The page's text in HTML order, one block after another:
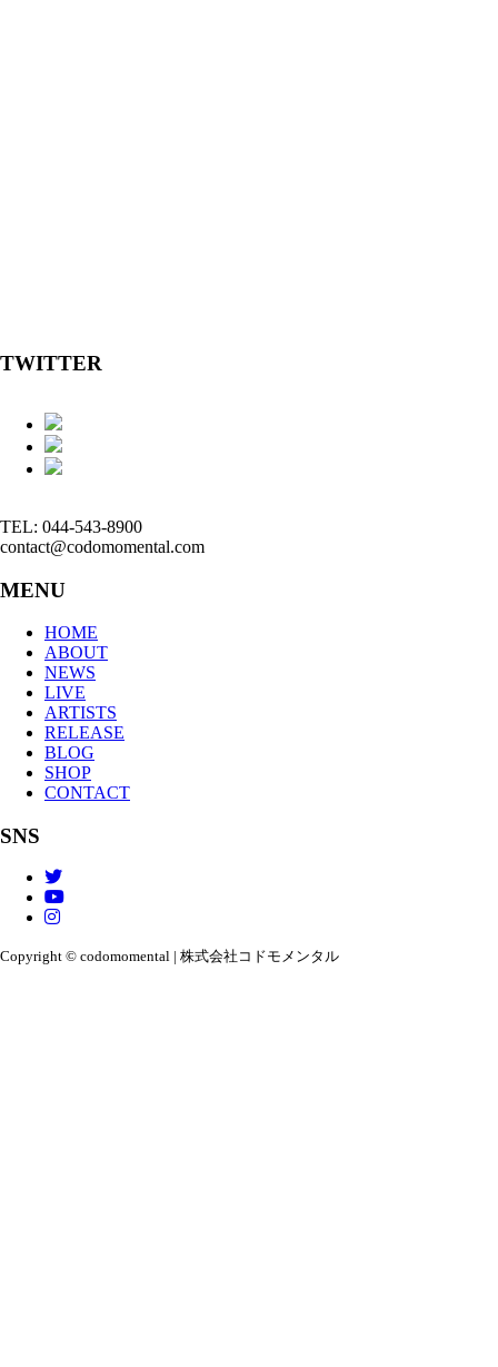
TWITTER
TEL: 044-543-8900
contact@codomomental.com
MENU
HOME
ABOUT
NEWS
LIVE
ARTISTS
RELEASE
BLOG
SHOP
CONTACT
SNS
Copyright © codomomental | 株式会社コドモメンタル